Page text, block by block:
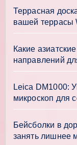
Террасная
вашей террасы
Какие
направлений
Leica DM1000:
микроскоп для
Бейсболки в
занять лишнее